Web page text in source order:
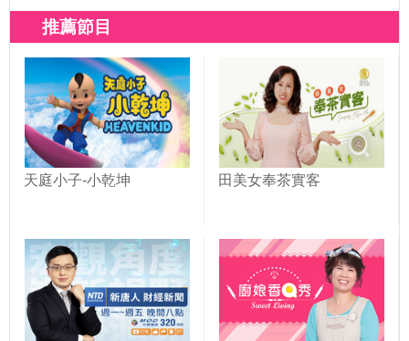
草莓大福、巷仔內才知道
的草莓千層蛋糕，還有入
口即化草莓龍鬚糖！草莓
控別錯過！｜1000步的繽
紛台灣(433)
湯是日常；口味眾多的春
度；堅持純米漿製作的煎
粿，簡單的古早味不簡
單！｜1000步的繽紛台灣
(412)
推薦節目
天庭小子-小乾坤 田美女奉茶實客